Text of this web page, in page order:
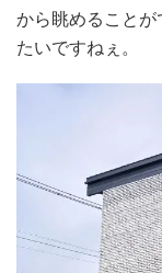
から眺めること
たいですねぇ。